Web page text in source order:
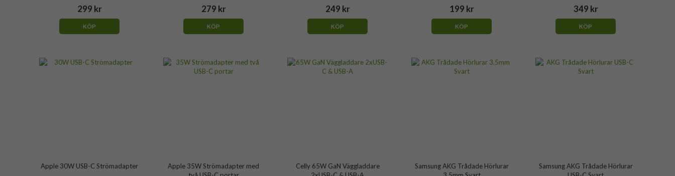
299 kr
KÖP
279 kr
KÖP
249 kr
KÖP
199 kr
KÖP
349 kr
KÖP
Apple 30W USB-C Strömadapter
Apple 35W Strömadapter med
Celly 65W GaN Väggladdare
Samsung AKG Trådade Hörlurar
Samsung AKG Trådade Hörlurar